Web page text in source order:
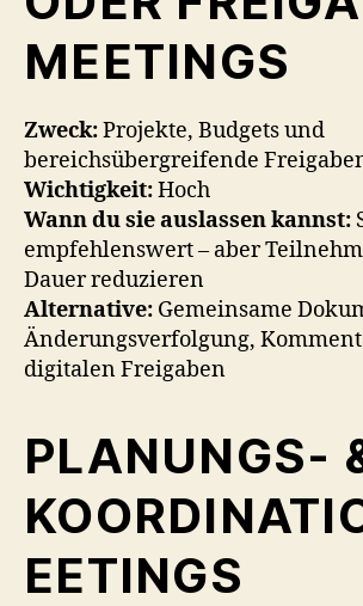
MEETINGS
Zweck:Projekte, Budgets und
bereichsübergreifende
Wichtigkeit:Hoch
Wann du sie auslassen kannst:
empfehlenswert – aber
Dauer reduzieren
Alternative: Gemeinsame
Änderungsverfolgung,
digitalen Freigaben
PLANUNGS-
EETINGS